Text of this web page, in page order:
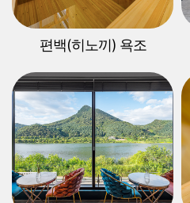
편백(히노끼) 욕조